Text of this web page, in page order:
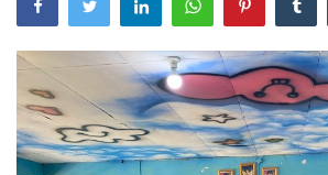
Lantas